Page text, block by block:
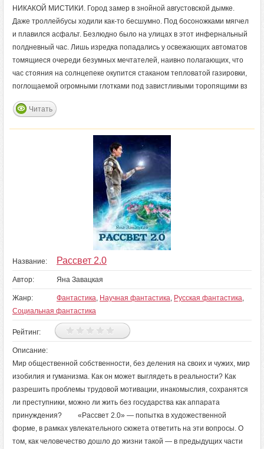
НИКАКОЙ МИСТИКИ. Город замер в знойной августовской дымке.
Даже троллейбусы ходили как-то бесшумно. Под босоножками мягчел
и плавился асфальт. Безлюдно было на улицах в этот инфернальный
полдневный час. Лишь изредка попадались у освежающих автоматов
томящиеся очереди безумных мечтателей, наивно полагающих, что
час стояния на солнцепеке окупится стаканом тепловатой газировки,
поглощаемой огромными глотками под завистливыми торопящими вз
Читать
Название: Рассвет 2.0
Автор: Яна Завацкая
Жанр: Фантастика, Научная фантастика, Русская фантастика,
Социальная фантастика
Рейтинг:
Описание:
Мир общественной собственности, без деления на своих и чужих, мир
изобилия и гуманизма. Как он может выглядеть в реальности? Как
разрешить проблемы трудовой мотивации, инакомыслия, сохранятся
ли преступники, можно ли жить без государства как аппарата
принуждения? «Рассвет 2.0» — попытка в художественной
форме, в рамках увлекательного сюжета ответить на эти вопросы. О
том, как человечество дошло до жизни такой — в предыдущих части